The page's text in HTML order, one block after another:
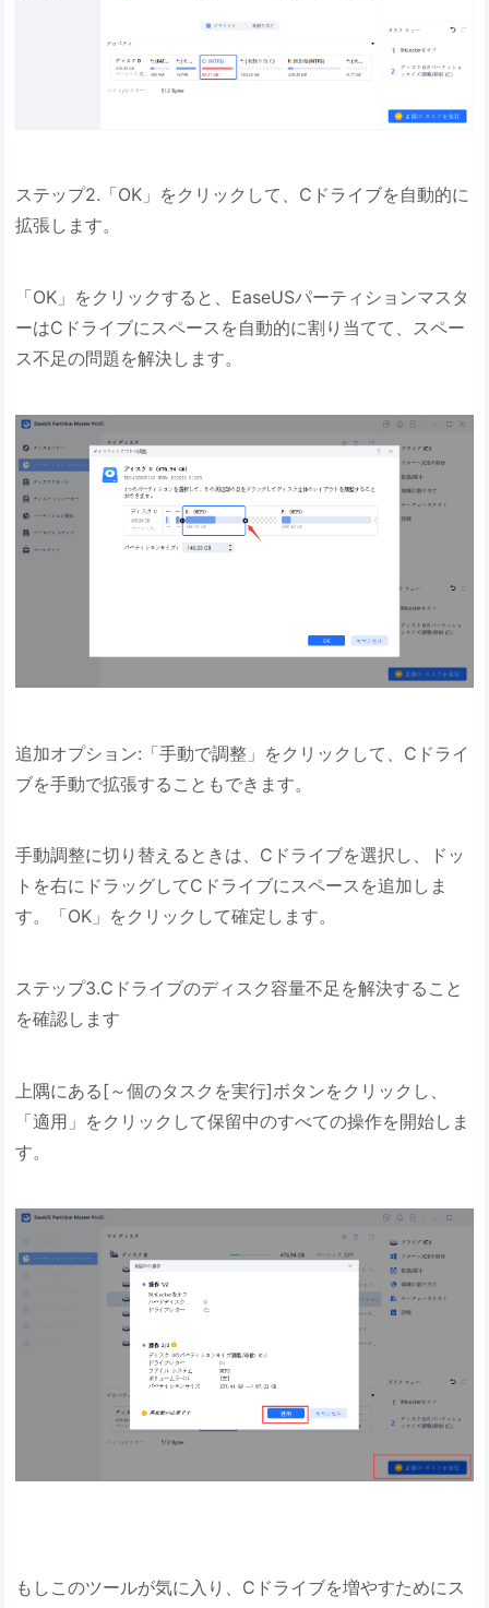
ステップ2.「OK」をクリックして、Cドライブを自動的に
拡張します。
「OK」をクリックすると、EaseUSパーティションマスタ
ーはCドライブにスペースを自動的に割り当てて、スペー
ス不足の問題を解決します。
追加オプション:「手動で調整」をクリックして、Cドライ
ブを手動で拡張することもできます。
手動調整に切り替えるときは、Cドライブを選択し、ドッ
トを右にドラッグしてCドライブにスペースを追加しま
す。「OK」をクリックして確定します。
ステップ3.Cドライブのディスク容量不足を解決すること
を確認します
上隅にある[～個のタスクを実行]ボタンをクリックし、
「適用」をクリックして保留中のすべての操作を開始しま
す。
もしこのツールが気に入り、Cドライブを増やすためにス